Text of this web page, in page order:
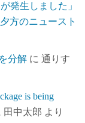
発生しました」
方のニュースト
分解 に 通りす
is being
田中太郎 より